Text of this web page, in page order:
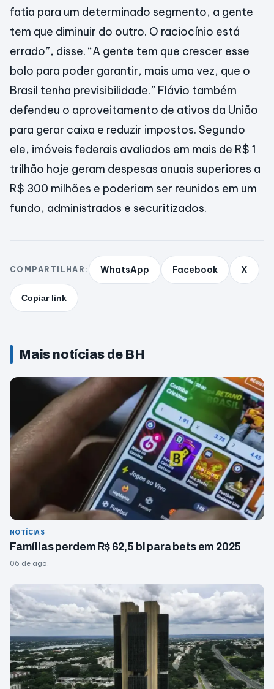
fatia para um determinado segmento, a gente
tem que diminuir do outro. O raciocínio está
errado”, disse. “A gente tem que crescer esse
bolo para poder garantir, mais uma vez, que o
Brasil tenha previsibilidade.” Flávio também
defendeu o aproveitamento de ativos da União
para gerar caixa e reduzir impostos. Segundo
ele, imóveis federais avaliados em mais de R$ 1
trilhão hoje geram despesas anuais superiores a
R$ 300 milhões e poderiam ser reunidos em um
fundo, administrados e securitizados.
COMPARTILHAR: WhatsApp Facebook X
Copiar link
Mais notícias de BH
NOTÍCIAS
Famílias perdem R$ 62,5 bi para bets em 2025
06 de ago.